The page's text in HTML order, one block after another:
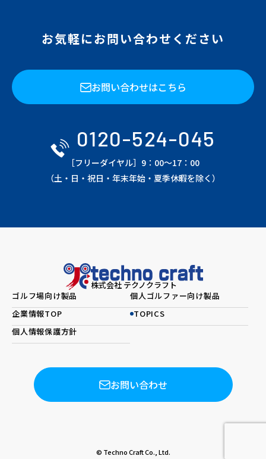
お気軽にお問い合わせください
お問い合わせはこちら
0120-524-045
［フリーダイヤル］9：00～17：00
（土・日・祝日・年末年始・夏季休暇を除く）
株式会社 テクノクラフト
ゴルフ場向け製品
個人ゴルファー向け製品
企業情報TOP
TOPICS
個人情報保護方針
お問い合わせ
© Techno Craft Co., Ltd.